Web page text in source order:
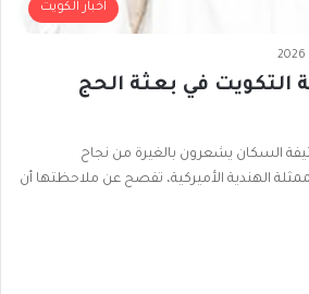
اخبار الكويت
نسبة التكويت في بعثة الحج
السكان يشعرون بالغيرة من نجاح
الهندية الأميركية، تفصح عن ملاحظتها أن